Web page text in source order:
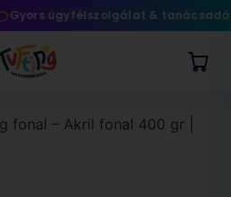
ügyfélszolgálat & tanácsadás
fonal – Akril fonal 400 gr |